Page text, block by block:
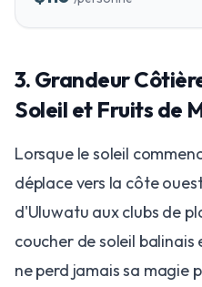
3. Grandeur
Soleil et Fruits de
Lorsque le soleil
déplace vers la côte
d'Uluwatu aux clubs de
coucher de soleil
ne perd jamais sa magie